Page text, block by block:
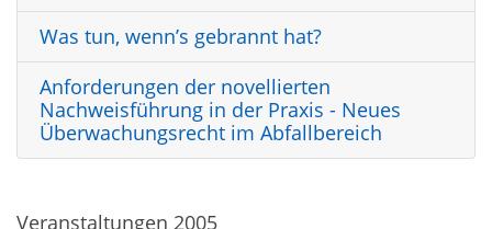
Was tun, wenn’s gebrannt hat?
Anforderungen der novellierten
Nachweisführung in der Praxis - Neues
Überwachungsrecht im Abfallbereich
Veranstaltungen 2005